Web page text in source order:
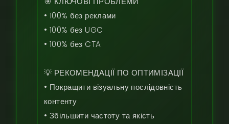
• 100% без реклами
• 100% без UGC
• 100% без CTA
💡 РЕКОМЕНДАЦІЇ ПО ОПТИМІЗАЦІЇ
• Покращити візуальну послідовність
контенту
• Збільшити частоту та якість